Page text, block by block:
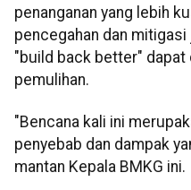
penanganan yang lebih
pencegahan dan
"build back better" dapat
pemulihan.
"Bencana kali ini
penyebab dan dampak
mantan Kepala BMKG ini.